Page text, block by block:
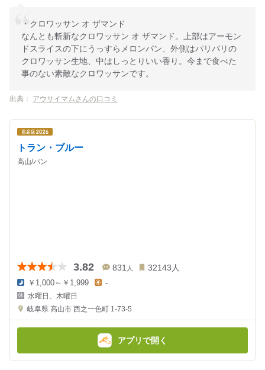
・クロワッサン オ ザマンド
なんとも斬新なクロワッサン オ ザマンド。上部はアーモン
ドスライスの下にうっすらメロンパン、外側はパリパリの
クロワッサン生地、中はしっとりいい香り。今まで食べた
事のない素敵なクロワッサンです。
出典： アウサイマムさんの口コミ
トラン・ブルー
高山/パン
3.82 831 人 32143人
夜
の
金
￥1,000～￥1,999
金
額
-
水曜日、木曜日
岐阜県 高山市 西之一色町 1-73-5
アプリで開く